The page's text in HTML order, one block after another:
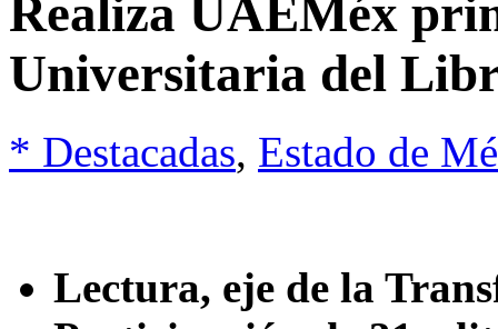
Realiza UAEMéx
Universitaria del
* Destacadas, Estado de
Lectura, eje de la